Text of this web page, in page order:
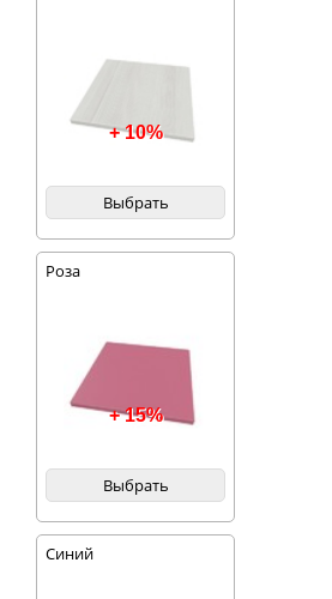
+ 10%
Выбрать
Роза
+ 15%
Выбрать
Синий